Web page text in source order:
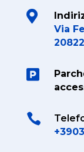

Via
20822

